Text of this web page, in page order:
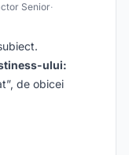
Senior·
ului:
de obicei